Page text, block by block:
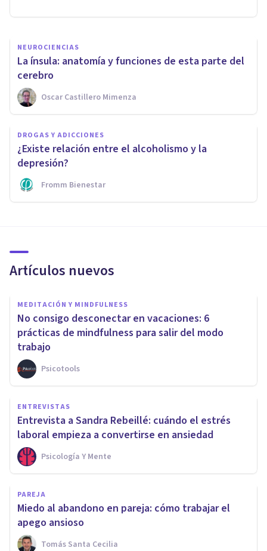
NEUROCIENCIAS
La ínsula: anatomía y funciones de esta parte del
cerebro
Oscar Castillero Mimenza
DROGAS Y ADICCIONES
¿Existe relación entre el alcoholismo y la
depresión?
Fromm Bienestar
Artículos nuevos
MEDITACIÓN Y MINDFULNESS
No consigo desconectar en vacaciones: 6
prácticas de mindfulness para salir del modo
trabajo
Psicotools
ENTREVISTAS
Entrevista a Sandra Rebeillé: cuándo el estrés
laboral empieza a convertirse en ansiedad
Psicología Y Mente
PAREJA
Miedo al abandono en pareja: cómo trabajar el
apego ansioso
Tomás Santa Cecilia